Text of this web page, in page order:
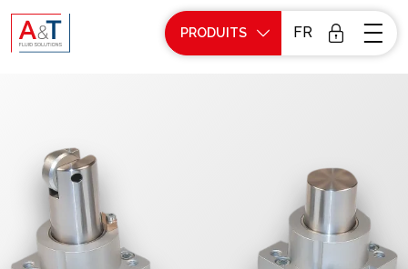
PRODUITS FR